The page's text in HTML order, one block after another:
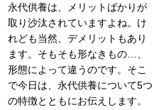
永代供養は、メリットばかりが
取り沙汰されていますよね。け
れども当然、デメリットもあり
ます。そもそも形なきもの…、
形態によって違うのです。そこ
で今日は、永代供養について5つ
の特徴とともにお伝えします。